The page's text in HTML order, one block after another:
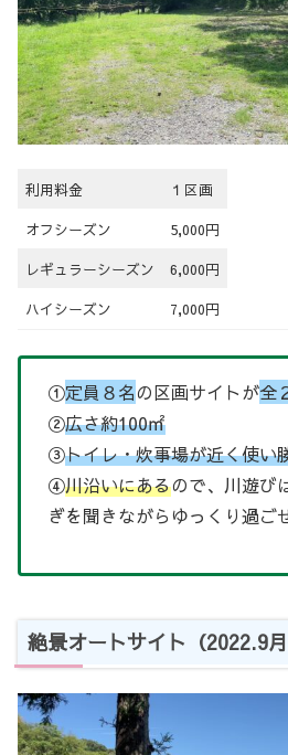
利用料金 １区画
オフシーズン 5,000円
レギュラーシーズン 6,000円
ハイシーズン 7,000円
①定員８名の区画サイトが全
②広さ約100㎡
③トイレ・炊事場が近く使い
④川沿いにあるので、川遊び
ぎを聞きながらゆっくり過ご
絶景オートサイト（2022.9月